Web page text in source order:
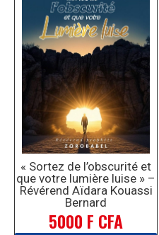
« Sortez de l’obscurité et
que votre lumière luise » –
Révérend Aïdara Kouassi
Bernard
5000 F CFA